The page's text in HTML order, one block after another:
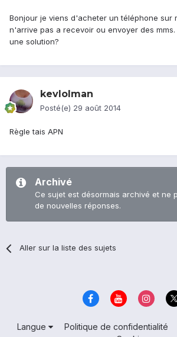
Bonjour je viens d'acheter un téléphone sur
n'arrive pas a recevoir ou envoyer des
une solution?
kevlolman
Posté(e) 29 août 2014
Règle tais APN
Archivé
Ce sujet est désormais archivé et ne
de nouvelles réponses.
Aller sur la liste des sujets
Langue Politique de confidentialité